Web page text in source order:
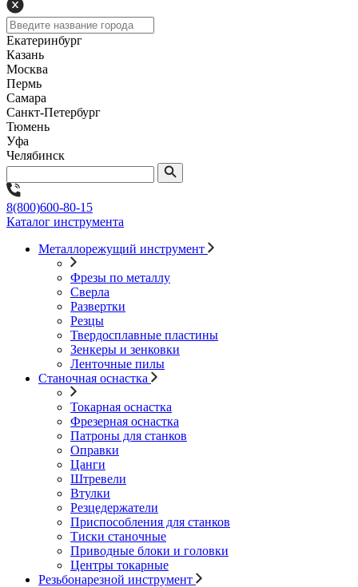
Екатеринбург
Казань
Москва
Пермь
Самара
Санкт-Петербург
Тюмень
Уфа
Челябинск
8(800)600-80-15
Каталог инструмента
Металлорежущий инструмент
Фрезы по металлу
Сверла
Развертки
Резцы
Твердосплавные пластины
Зенкеры и зенковки
Ленточные пилы
Станочная оснастка
Токарная оснастка
Фрезерная оснастка
Патроны для станков
Оправки
Цанги
Штревели
Втулки
Резцедержатели
Приспособления для станков
Тиски станочные
Приводные блоки и головки
Центры токарные
Резьбонарезной инструмент